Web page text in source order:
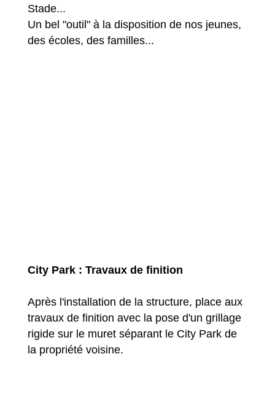
Stade...
Un bel "outil" à la disposition de nos jeunes,
des écoles, des familles...
City Park : Travaux de finition
Après l'installation de la structure, place aux
travaux de finition avec la pose d'un grillage
rigide sur le muret séparant le City Park de
la propriété voisine.